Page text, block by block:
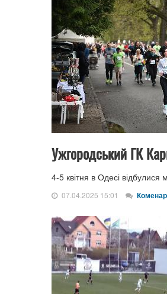
Ужгородський ГК
4-5 квітня в Одесі відбулися
07.04.2025 15:01